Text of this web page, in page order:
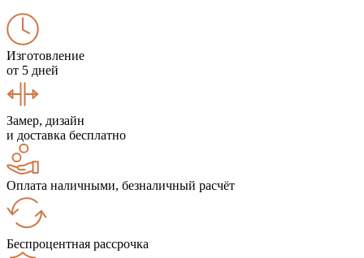
Изготовление
от 5 дней
Замер, дизайн
и доставка бесплатно
Оплата наличными, безналичный расчёт
Беспроцентная рассрочка